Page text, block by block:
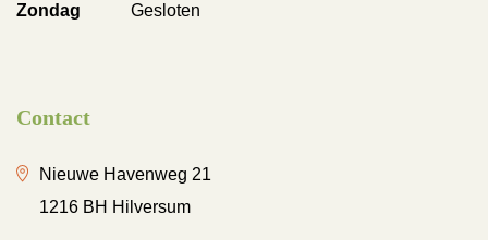
Zondag Gesloten
Contact
Nieuwe Havenweg 21
1216 BH Hilversum